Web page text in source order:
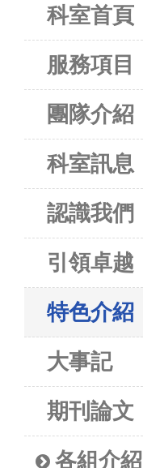
科室首頁
服務項目
團隊介紹
科室訊息
認識我們
引領卓越
特色介紹
大事記
期刊論文
各組介紹